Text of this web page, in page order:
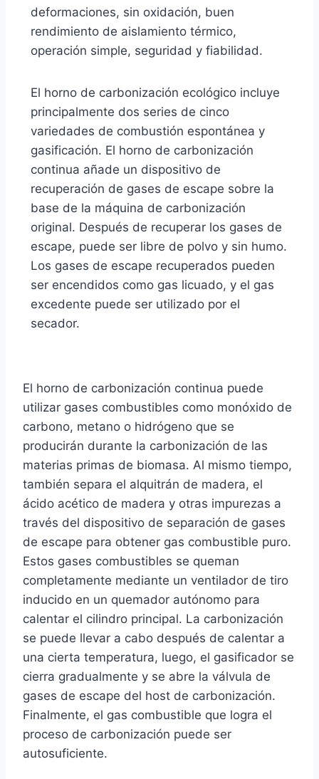
deformaciones, sin oxidación, buen
rendimiento de aislamiento térmico,
operación simple, seguridad y fiabilidad.
El horno de carbonización ecológico incluye
principalmente dos series de cinco
variedades de combustión espontánea y
gasificación. El horno de carbonización
continua añade un dispositivo de
recuperación de gases de escape sobre la
base de la máquina de carbonización
original. Después de recuperar los gases de
escape, puede ser libre de polvo y sin humo.
Los gases de escape recuperados pueden
ser encendidos como gas licuado, y el gas
excedente puede ser utilizado por el
secador.
El horno de carbonización continua puede
utilizar gases combustibles como monóxido de
carbono, metano o hidrógeno que se
producirán durante la carbonización de las
materias primas de biomasa. Al mismo tiempo,
también separa el alquitrán de madera, el
ácido acético de madera y otras impurezas a
través del dispositivo de separación de gases
de escape para obtener gas combustible puro.
Estos gases combustibles se queman
completamente mediante un ventilador de tiro
inducido en un quemador autónomo para
calentar el cilindro principal. La carbonización
se puede llevar a cabo después de calentar a
una cierta temperatura, luego, el gasificador se
cierra gradualmente y se abre la válvula de
gases de escape del host de carbonización.
Finalmente, el gas combustible que logra el
proceso de carbonización puede ser
autosuficiente.